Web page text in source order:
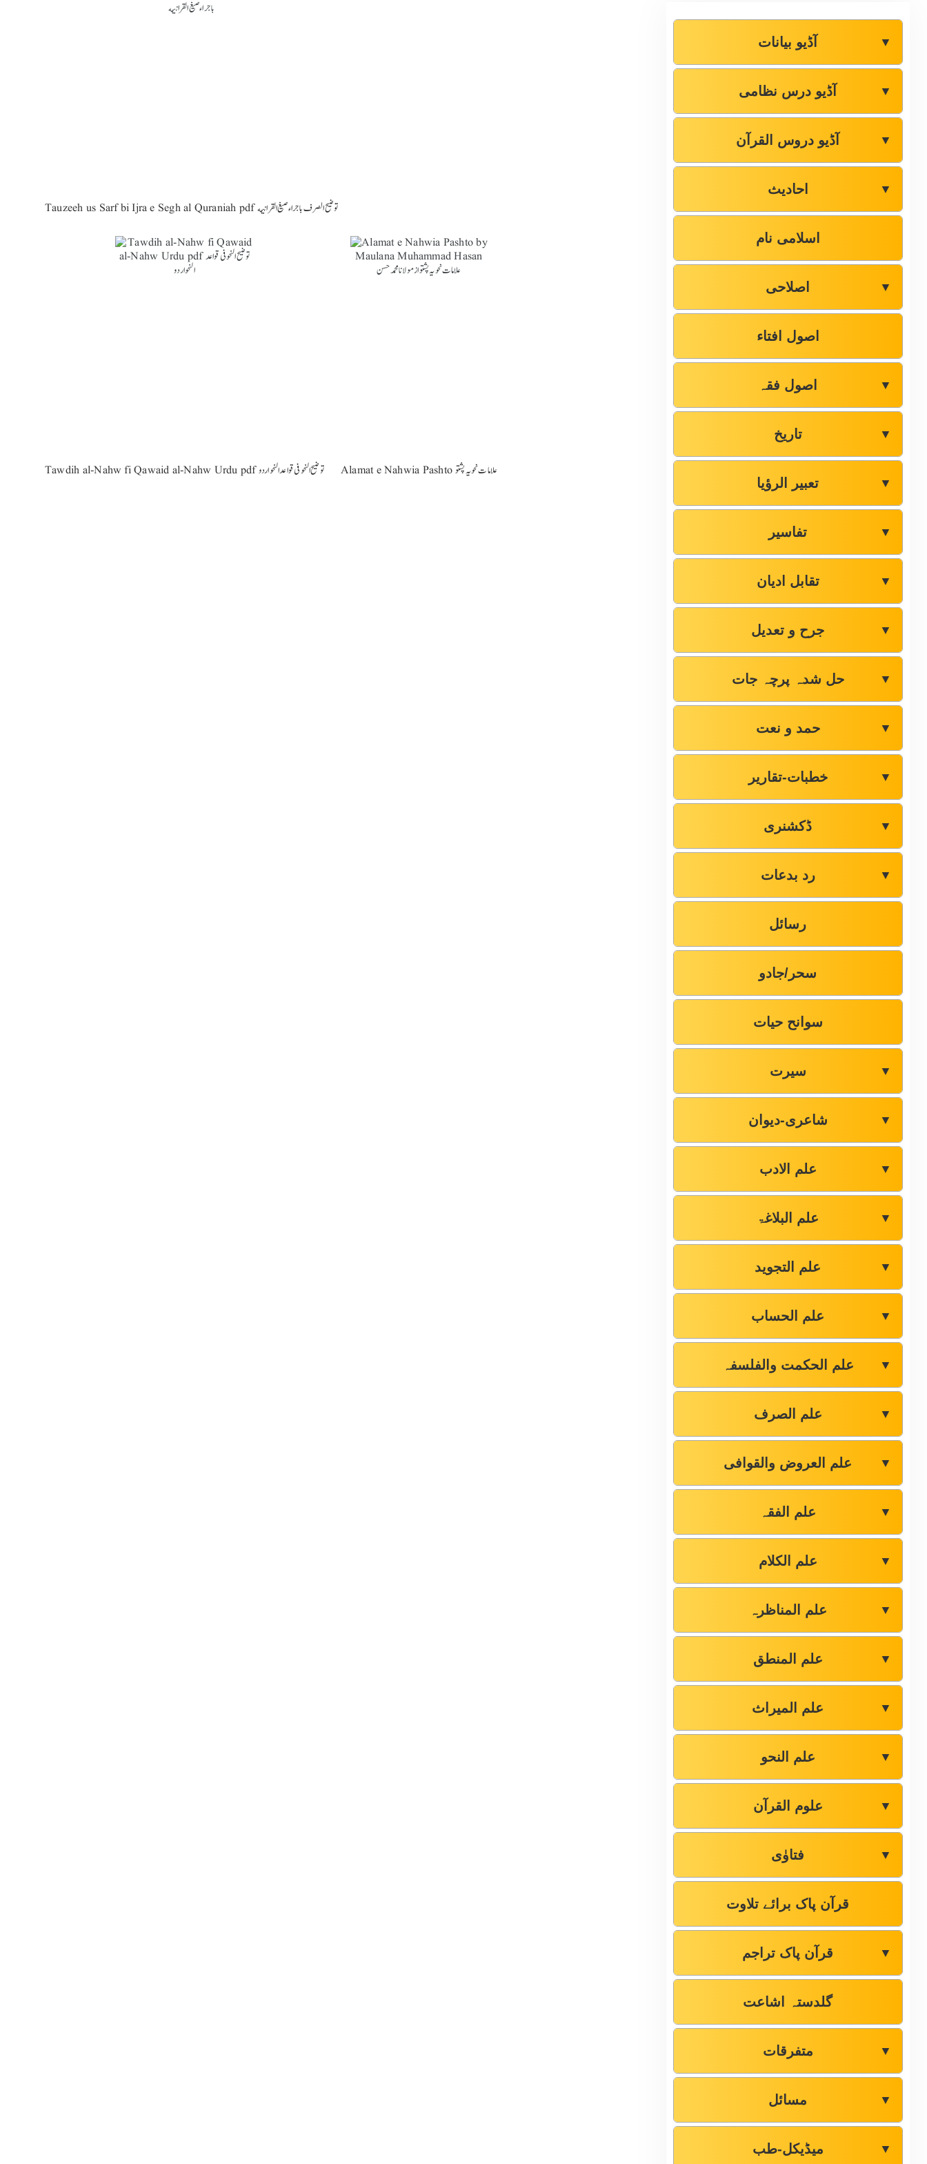
Tauzeeh us Sarf bi Ijra e Segh al Quraniah pdf توضیح الصرف باجراء صیغ القرانیه
Tawdih al-Nahw fi Qawaid al-Nahw Urdu pdf توضیح النحو فی قواعد النحو اردو Alamat e Nahwia Pashto علامات نحویہ پشتو
آڈیو بیانات ▼
آڈیو درس نظامی ▼
آڈیو دروس القرآن ▼
احادیث ▼
اسلامی نام
اصلاحی ▼
اصول افتاء
اصول فقہ ▼
تاریخ ▼
تعبیر الرؤیا ▼
تفاسیر ▼
تقابل ادیان ▼
جرح و تعدیل ▼
حل شدہ پرچہ جات ▼
حمد و نعت ▼
خطبات-تقاریر ▼
ڈکشنری ▼
رد بدعات ▼
رسائل
سحر/جادو
سوانح حیات
سیرت ▼
شاعری-دیوان ▼
علم الادب ▼
علم البلاغۃ ▼
علم التجوید ▼
علم الحساب ▼
علم الحکمت والفلسفہ ▼
علم الصرف ▼
علم العروض والقوافی ▼
علم الفقہ ▼
علم الکلام ▼
علم المناظرہ ▼
علم المنطق ▼
علم المیراث ▼
علم النحو ▼
علوم القرآن ▼
فتاوٰی ▼
قرآن پاک برائے تلاوت
قرآن پاک تراجم ▼
گلدستہ اشاعت
متفرقات ▼
مسائل ▼
میڈیکل-طب ▼